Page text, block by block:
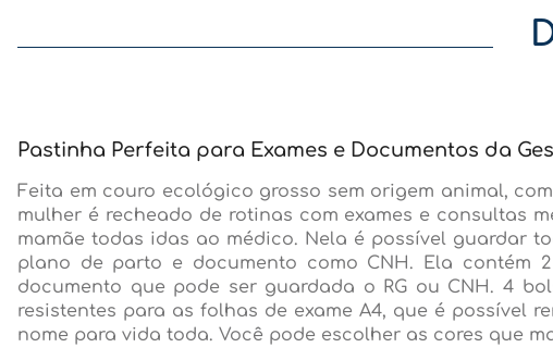
Pastinha Perfeita para Exames e Documentos da
Feita em couro ecológico grosso sem origem animal,
mulher é recheado de rotinas com exames e consultas
mamãe todas idas ao médico. Nela é possível guardar
plano de parto e documento como CNH. Ela
documento que pode ser guardada o RG ou CNH. 4
resistentes para as folhas de exame A4, que é possível
nome para vida toda. Você pode escolher as cores que